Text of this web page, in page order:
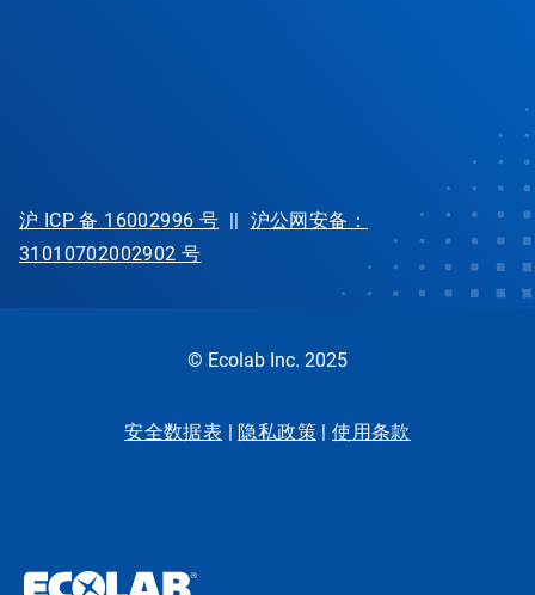
沪 ICP 备 16002996 号 || 沪公网安备：
31010702002902 号
© Ecolab Inc. 2025
安全数据表 | 隐私政策 |使用条款